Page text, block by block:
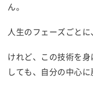
ん。
人生のフェーズごとに
けれど、この技術を
しても、自分の中心に